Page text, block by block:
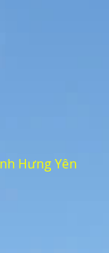
Hưng Yên